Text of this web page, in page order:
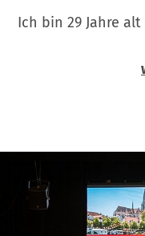
Ich bin 29 Jahre